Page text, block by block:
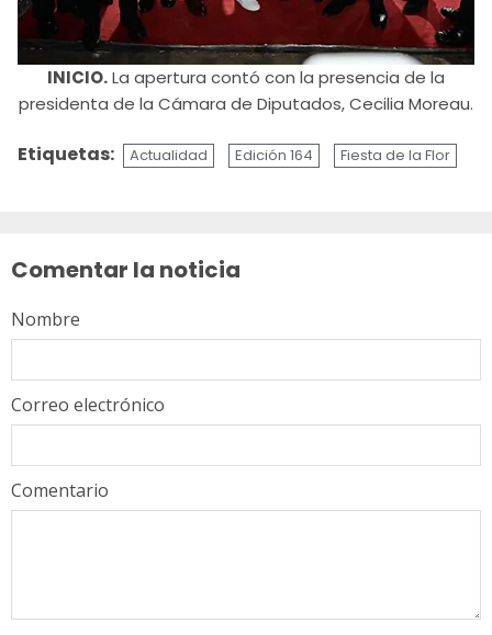
INICIO.La apertura contó con la presencia de la
presidenta de la Cámara de Diputados, Cecilia Moreau.
Etiquetas: Actualidad Edición 164 Fiesta de la Flor
Comentar la noticia
Comentario
Nombre
Correo electrónico